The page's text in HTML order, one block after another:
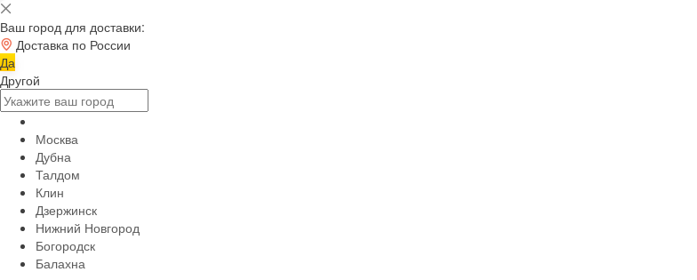
Ваш город для доставки:
Доставка по России
Да
Другой
Москва
Дубна
Талдом
Клин
Дзержинск
Нижний Новгород
Богородск
Балахна